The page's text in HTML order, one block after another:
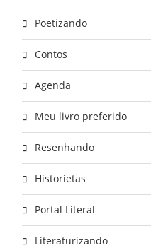
Poetizando
Contos
Agenda
Meu livro preferido
Resenhando
Historietas
Portal Literal
Literaturizando